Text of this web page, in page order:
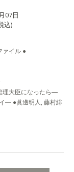
07日
込)
ァイル ●
理大臣になったら―
― ●眞邊明人, 藤村緋